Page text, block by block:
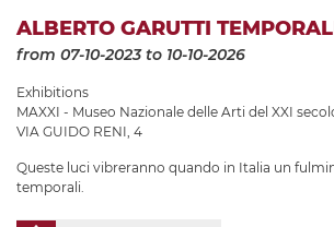
ALBERTO GARUTTI
from 07-10-2023to 10-10-2026
Exhibitions
MAXXI - Museo Nazionale delle Arti del XXI
VIA GUIDO RENI, 4
Queste luci vibreranno quando in Italia un
temporali.